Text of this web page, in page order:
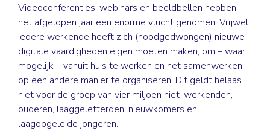
Videoconferenties, webinars en beeldbellen hebben
het afgelopen jaar een enorme vlucht genomen. Vrijwel
iedere werkende heeft zich (noodgedwongen) nieuwe
digitale vaardigheden eigen moeten maken, om – waar
mogelijk – vanuit huis te werken en het samenwerken
op een andere manier te organiseren. Dit geldt helaas
niet voor de groep van vier miljoen niet-werkenden,
ouderen, laaggeletterden, nieuwkomers en
laagopgeleide jongeren.